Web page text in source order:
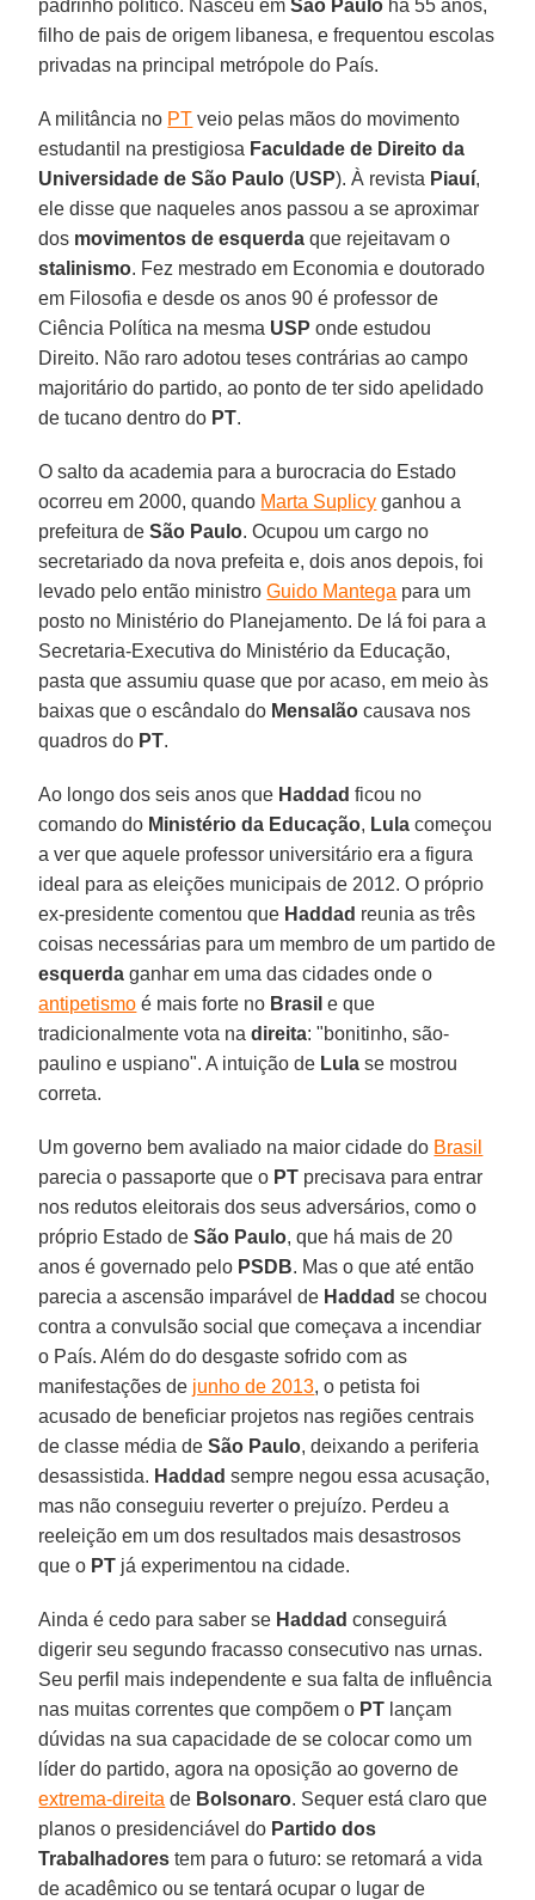
padrinho político. Nasceu emSão Paulo há 55 anos,
filho de pais de origem libanesa, e frequentou escolas
privadas na principal metrópole do País.
A militância no PT veio pelas mãos do movimento
estudantil na prestigiosa Faculdade de Direito da
Universidade de São Paulo (USP). À revista Piauí,
ele disse que naqueles anos passou a se aproximar
dos movimentos de esquerdaque rejeitavam o
stalinismo. Fez mestrado em Economia e doutorado
em Filosofia e desde os anos 90 é professor de
Ciência Política na mesma USP onde estudou
Direito. Não raro adotou teses contrárias ao campo
majoritário do partido, ao ponto de ter sido apelidado
de tucano dentro do PT.
O salto da academia para a burocracia do Estado
ocorreu em 2000, quando Marta Suplicy ganhou a
prefeitura deSão Paulo. Ocupou um cargo no
secretariado da nova prefeita e, dois anos depois, foi
levado pelo então ministroGuido Mantega para um
posto no Ministério do Planejamento. De lá foi para a
Secretaria-Executiva do Ministério da Educação,
pasta que assumiu quase que por acaso, em meio às
baixas que o escândalo do Mensalão causava nos
quadros do PT.
Ao longo dos seis anos que Haddad ficou no
comando do Ministério da Educação, Lula começou
a ver que aquele professor universitário era a figura
ideal para as eleições municipais de 2012. O próprio
ex-presidente comentou que Haddad reunia as três
coisas necessárias para um membro de um partido de
esquerda ganhar em uma das cidades onde o
antipetismo é mais forte no Brasil e que
tradicionalmente vota nadireita: "bonitinho, são-
paulino e uspiano". A intuição de Lula se mostrou
correta.
Um governo bem avaliado na maior cidade do Brasil
parecia o passaporte que o PT precisava para entrar
nos redutos eleitorais dos seus adversários, como o
próprio Estado deSão Paulo, que há mais de 20
anos é governado pelo PSDB. Mas o que até então
parecia a ascensão imparável de Haddad se chocou
contra a convulsão social que começava a incendiar
o País. Além do do desgaste sofrido com as
manifestações de junho de 2013, o petista foi
acusado de beneficiar projetos nas regiões centrais
de classe média deSão Paulo, deixando a periferia
desassistida. Haddad sempre negou essa acusação,
mas não conseguiu reverter o prejuízo. Perdeu a
reeleição em um dos resultados mais desastrosos
que o PT já experimentou na cidade.
Ainda é cedo para saber se Haddad conseguirá
digerir seu segundo fracasso consecutivo nas urnas.
Seu perfil mais independente e sua falta de influência
nas muitas correntes que compõem o PT lançam
dúvidas na sua capacidade de se colocar como um
líder do partido, agora na oposição ao governo de
extrema-direita de Bolsonaro. Sequer está claro que
planos o presidenciável do Partido dos
Trabalhadores tem para o futuro: se retomará a vida
de acadêmico ou se tentará ocupar o lugar de